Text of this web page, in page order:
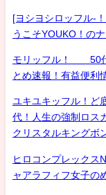
[ヨシヨシロッフル-
うこそYOUKO！の
モリッフル！ 50代
とめ速報！有益便
ユキユキッフル！ど
代！人生の強制ロス
クリスタルキングボ
ヒロコンプレックス
ャアラフィフ女子の